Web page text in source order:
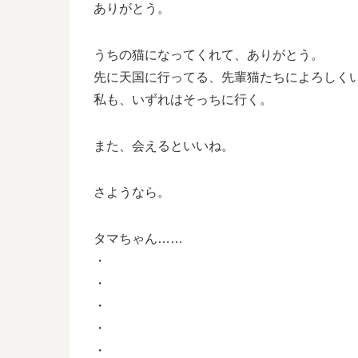
ありがとう。
うちの猫になってくれて、ありがとう。
先に天国に行ってる、先輩猫たちによろしく
私も、いずれはそっちに行く。
また、会えるといいね。
さようなら。
タマちゃん……
・
・
・
・
・